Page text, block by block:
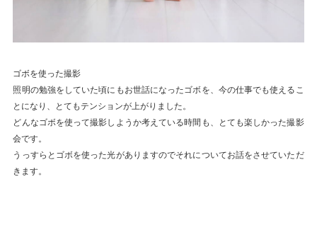
ゴボを使った撮影
照明の勉強をしていた頃にもお世話になったゴボを、今の仕事でも使えるこ
とになり、とてもテンションが上がりました。
どんなゴボを使って撮影しようか考えている時間も、とても楽しかった撮影
会です。
うっすらとゴボを使った光がありますのでそれについてお話をさせていただ
きます。